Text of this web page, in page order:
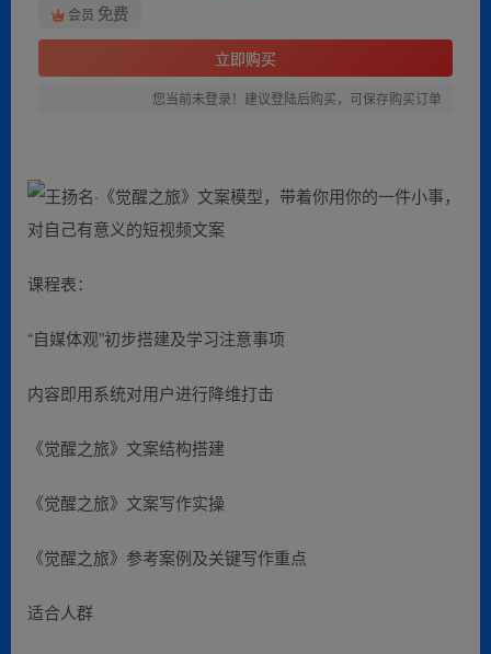
会员 免费
立即购买
您当前未登录！建议登陆后购买，可保存购买订单
课程表：
“自媒体观”初步搭建及学习注意事项
内容即用系统对用户进行降维打击
《觉醒之旅》文案结构搭建
《觉醒之旅》文案写作实操
《觉醒之旅》参考案例及关键写作重点
适合人群